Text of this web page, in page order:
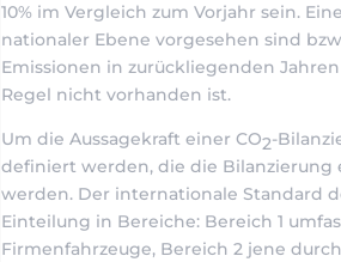
10% im Vergleich zum Vorjahr sein.
nationaler Ebene vorgesehen sind
Emissionen in zurückliegenden
Regel nicht vorhanden ist.
Um die Aussagekraft einer CO2-
definiert werden, die die Bilanzierung
werden. Der internationale Standard
Einteilung in Bereiche: Bereich 1
Firmenfahrzeuge, Bereich 2 jene